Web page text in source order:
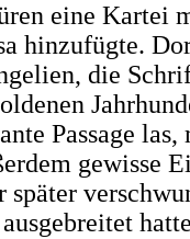
eine Kartei
hinzufügte.
die
Passage
gewisse